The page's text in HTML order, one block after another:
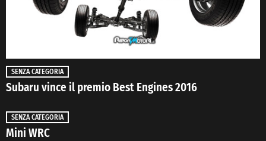
SENZA CATEGORIA
Subaru vince il premio Best Engines 2016
SENZA CATEGORIA
Mini WRC